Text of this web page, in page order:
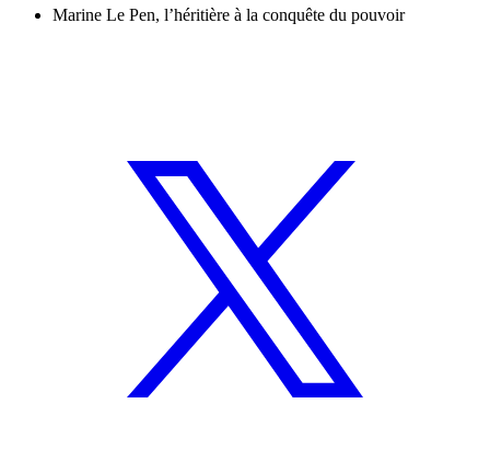
Marine Le Pen, l’héritière à la conquête du pouvoir